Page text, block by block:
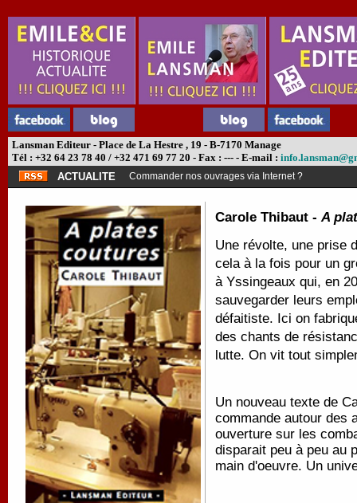
Lansman Editeur - Place de La Hestre , 19 - B-7170 Manage
Tél : +32 64 23 78 40 / +32 471 69 77 20 - Fax : --- - E-mail :
ACTUALITE
Commander nos ouvrages via Internet ?
Carole Thibaut -A
Une révolte, une prise
cela à la fois pour un
à Yssingeaux qui, en
sauvegarder leurs
défaitiste. Ici on
des chants de
lutte. On vit tout
Un nouveau texte de
commande autour des
ouverture sur les
disparait peu à peu au
main d'oeuvre. Un